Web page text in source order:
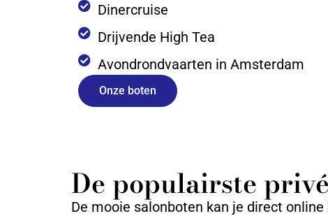
Dinercruise
Drijvende High Tea
Avondrondvaarten in Amsterdam
Onze boten
De populairste
De mooie salonboten kan je direct online